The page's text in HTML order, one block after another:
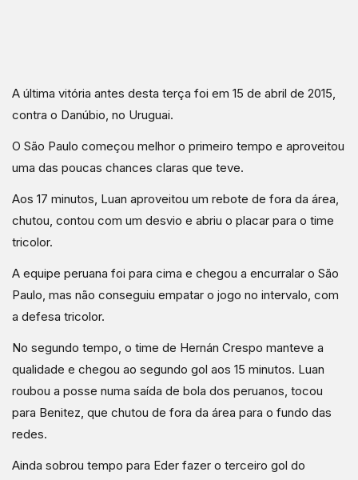
A última vitória antes desta terça foi em 15 de abril de 2015,
contra o Danúbio, no Uruguai.
O São Paulo começou melhor o primeiro tempo e aproveitou
uma das poucas chances claras que teve.
Aos 17 minutos, Luan aproveitou um rebote de fora da área,
chutou, contou com um desvio e abriu o placar para o time
tricolor.
A equipe peruana foi para cima e chegou a encurralar o São
Paulo, mas não conseguiu empatar o jogo no intervalo, com
a defesa tricolor.
No segundo tempo, o time de Hernán Crespo manteve a
qualidade e chegou ao segundo gol aos 15 minutos. Luan
roubou a posse numa saída de bola dos peruanos, tocou
para Benitez, que chutou de fora da área para o fundo das
redes.
Ainda sobrou tempo para Eder fazer o terceiro gol do